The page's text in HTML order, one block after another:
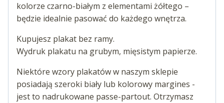
kolorze czarno-białym z elementami żółtego –
będzie idealnie pasować do każdego wnętrza.
Kupujesz plakat bez ramy.
Wydruk plakatu na grubym, mięsistym papierze.
Niektóre wzory plakatów w naszym sklepie
posiadają szeroki biały lub kolorowy margines -
jest to nadrukowane passe-partout. Otrzymasz